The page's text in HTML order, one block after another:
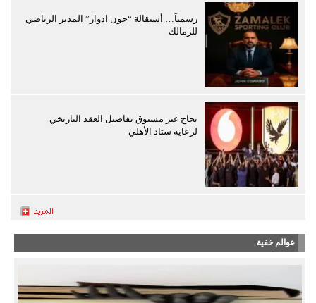
رسمياً… أستقالة “جون ادوار” المدير الرياضي
للزمالك
نجاح غير مسبوق تفاصيل العقد التاريخي
لرعاية ستاد الأهلي
عوالم خفية